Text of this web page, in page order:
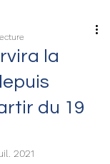
la
du 19
2021